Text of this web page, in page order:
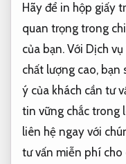
Hãy để in hộp giấy
quan trọng trong
của bạn. Với Dịch
chất lượng cao, bạn
ý của khách cần tư
tin vững chắc trong
liên hệ ngay với
tư vấn miễn phí cho